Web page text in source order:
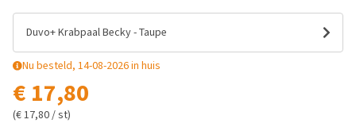
Duvo+ Krabpaal Becky - Taupe
Nu besteld, 14-08-2026 in huis
€ 17,80
(€ 17,80 / st)